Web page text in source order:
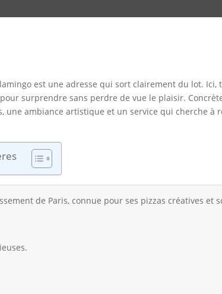
est une adresse qui sort clairement du lot. Ici,
surprendre sans perdre de vue le plaisir.
une ambiance artistique et un service qui cherche à
de Paris, connue pour ses pizzas créatives et